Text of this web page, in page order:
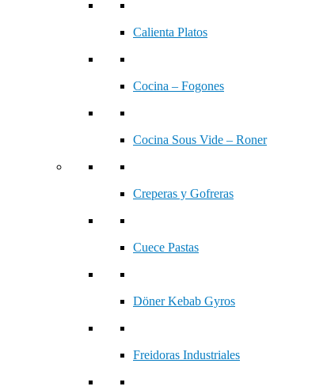
Calienta Platos
Cocina – Fogones
Cocina Sous Vide – Roner
Creperas y Gofreras
Cuece Pastas
Döner Kebab Gyros
Freidoras Industriales